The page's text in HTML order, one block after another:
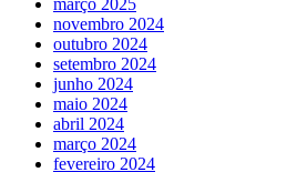
março 2025
novembro 2024
outubro 2024
setembro 2024
junho 2024
maio 2024
abril 2024
março 2024
fevereiro 2024